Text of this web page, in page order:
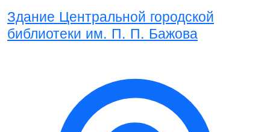
Здание Центральной городской
библиотеки им. П. П. Бажова